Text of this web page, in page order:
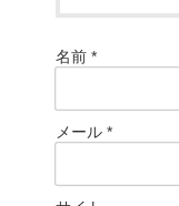
名前 *
メール *